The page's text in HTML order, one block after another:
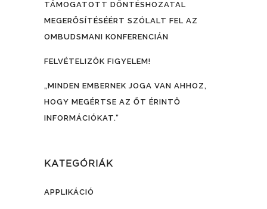
TÁMOGATOTT DÖNTÉSHOZATAL
MEGERŐSÍTÉSÉÉRT SZÓLALT FEL AZ
OMBUDSMANI KONFERENCIÁN
FELVÉTELIZŐK FIGYELEM!
„MINDEN EMBERNEK JOGA VAN AHHOZ,
HOGY MEGÉRTSE AZ ŐT ÉRINTŐ
INFORMÁCIÓKAT.”
KATEGÓRIÁK
APPLIKÁCIÓ